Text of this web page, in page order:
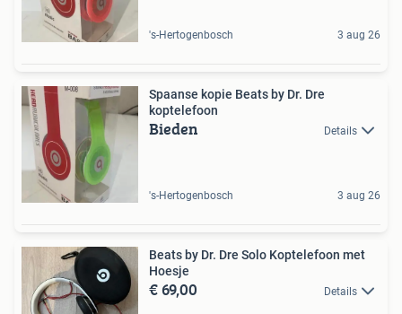
's-Hertogenbosch 3 aug 26
Spaanse kopie Beats by Dr. Dre
koptelefoon
Bieden Details
's-Hertogenbosch 3 aug 26
Beats by Dr. Dre Solo Koptelefoon met
Hoesje
€ 69,00 Details